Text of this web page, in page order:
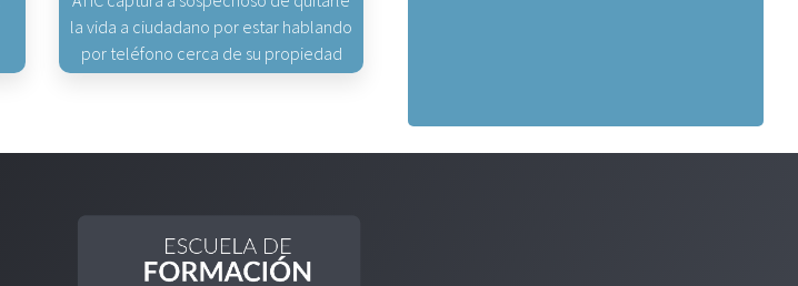
la vida a ciudadano por estar hablando
por teléfono cerca de su propiedad